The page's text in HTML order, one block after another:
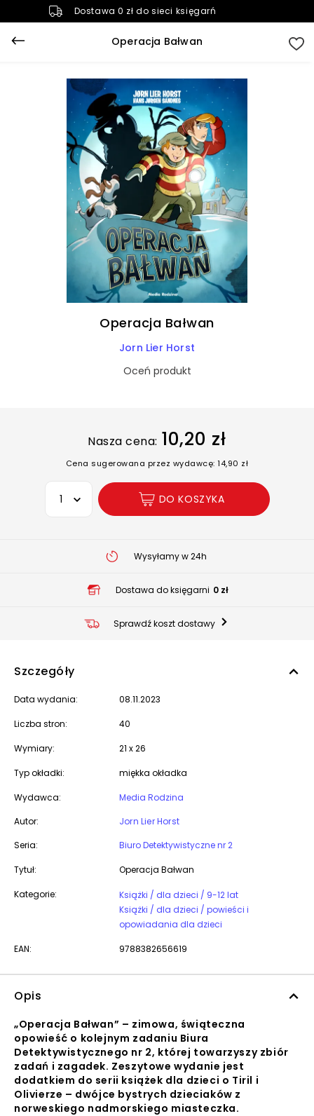
Dostawa 0 zł do sieci księgarń
Operacja Bałwan
Operacja Bałwan
Jorn Lier Horst
Oceń produkt
Nasza cena: 10,20 zł
Cena sugerowana przez wydawcę: 14,90 zł
Wybierz opcję
DO KOSZYKA
Wysyłamy w 24h
Dostawa do księgarni 0 zł
Sprawdź koszt dostawy
Szczegóły
Data wydania: 08.11.2023
Liczba stron: 40
Wymiary: 21 x 26
Typ okładki: miękka okładka
Wydawca:
Media Rodzina
Autor:
Jorn Lier Horst
Seria:
Biuro Detektywistyczne nr 2
Tytuł: Operacja Bałwan
Kategorie:
Książki / dla dzieci / 9-12 lat
Książki / dla dzieci / powieści i
opowiadania dla dzieci
EAN: 9788382656619
Opis
„Operacja Bałwan” – zimowa, świąteczna
opowieść o kolejnym zadaniu Biura
Detektywistycznego nr 2, której towarzyszy zbiór
zadań i zagadek. Zeszytowe wydanie jest
dodatkiem do serii książek dla dzieci o Tiril i
Olivierze – dwójce bystrych dzieciaków z
norweskiego nadmorskiego miasteczka.